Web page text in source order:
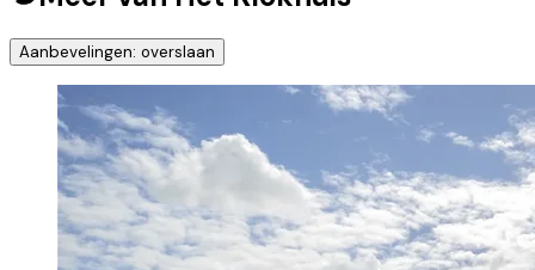
Aanbevelingen: overslaan